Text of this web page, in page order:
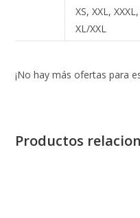
XS, XXL,
XL/XXL
¡No hay más ofertas para
Productos